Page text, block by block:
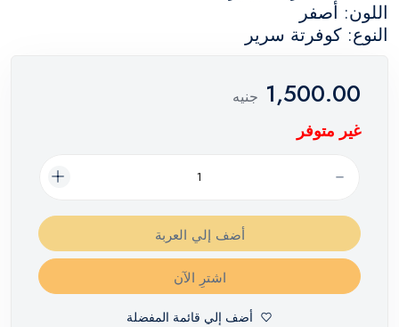
اللون: أصفر
النوع: كوفرتة سرير
1,500.00 جنيه
غير متوفر
أضف إلي العربة
اشترِ الآن
أضف إلي قائمة المفضلة